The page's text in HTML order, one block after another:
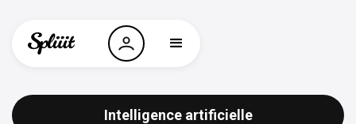
Intelligence artificielle